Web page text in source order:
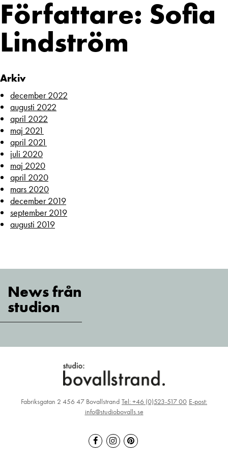
Författare: Sofia
Lindström
Arkiv
december 2022
augusti 2022
april 2022
maj 2021
april 2021
juli 2020
maj 2020
april 2020
mars 2020
december 2019
september 2019
augusti 2019
News från
studion
Fabriksgatan 2 456 47 Bovallstrand Tel: +46 (0)523-517 00 E-post:
info@studiobovalls.se